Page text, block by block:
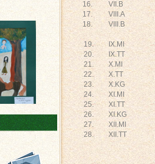
16.
VII.B
17.
VIII.A
18.
VIII.B
19.
IX.MI
20.
IX.TT
21.
X.MI
22.
X.TT
23.
X.KG
24.
XI.MI
25.
XI.TT
26.
XI.KG
27.
XII.MI
28.
XII.TT